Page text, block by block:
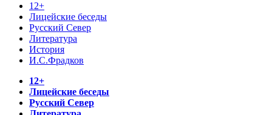
12+
Лицейские беседы
Русский Север
Литература
История
И.С.Фрадков
12+
Лицейские беседы
Русский Север